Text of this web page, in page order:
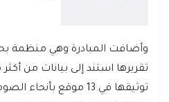
وأضافت المبادرة وهي منظمة
توثيقها في 13 موقع